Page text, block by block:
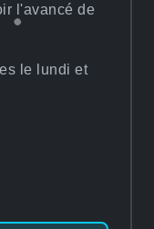
l'avancé de
le lundi et